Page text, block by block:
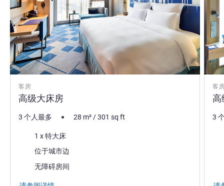
客房
高级大床房
3 个人最多 28 m²/301 sq ft
床上用品1 x 特大床
位于城市边
无障碍房间
客
高
3